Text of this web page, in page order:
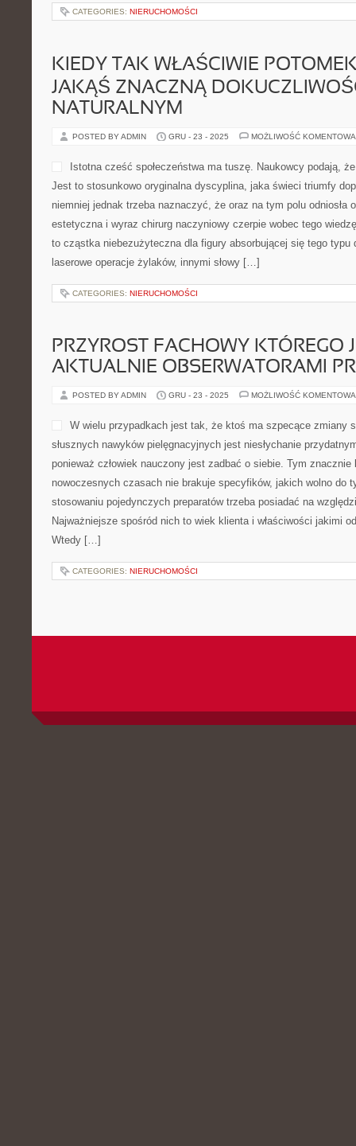
CATEGORIES: NIERUCHOMOŚCI
KIEDY TAK WŁAŚCIWIE
JAKĄŚ ZNACZNĄ
NATURALNYM
POSTED BY ADMIN GRU - 23 - 2025 MOŻLIWOŚĆ
Istotna cześć społeczeństwa ma tuszę. Naukowcy podają,
Jest to stosunkowo oryginalna dyscyplina, jaka świeci triumfy
niemniej jednak trzeba naznaczyć, że oraz na tym polu odniosła
estetyczna i wyraz chirurg naczyniowy czerpie wobec tego
to cząstka niebezużyteczna dla figury absorbującej się tego
laserowe operacje żylaków, innymi słowy […]
CATEGORIES: NIERUCHOMOŚCI
PRZYROST FACHOWY KTÓREGO
AKTUALNIE OBSERWATORAMI
POSTED BY ADMIN GRU - 23 - 2025 MOŻLIWOŚĆ
W wielu przypadkach jest tak, że ktoś ma szpecące zmiany
słusznych nawyków pielęgnacyjnych jest niesłychanie
ponieważ człowiek nauczony jest zadbać o siebie. Tym znacznie
nowoczesnych czasach nie brakuje specyfików, jakich wolno do
stosowaniu pojedynczych preparatów trzeba posiadać na
Najważniejsze spośród nich to wiek klienta i właściwości jakimi
Wtedy […]
CATEGORIES: NIERUCHOMOŚCI